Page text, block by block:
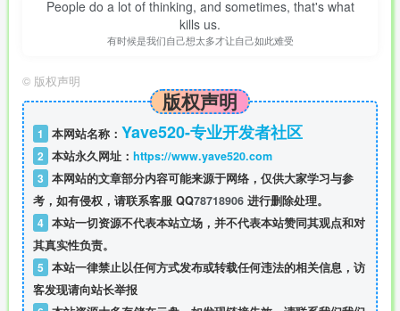
People do a lot of thinking, and sometimes, that's what
kills us.
有时候是我们自己想太多才让自己如此难受
© 版权声明
版权声明
1 本网站名称： Yave520-专业开发者社区
2 本站永久网址： https://www.yave520.com
3 本网站的文章部分内容可能来源于网络，仅供大家学习与参
考，如有侵权，请联系客服 QQ78718906 进行删除处理。
4 本站一切资源不代表本站立场，并不代表本站赞同其观点和对
其真实性负责。
5 本站一律禁止以任何方式发布或转载任何违法的相关信息，访
客发现请向站长举报